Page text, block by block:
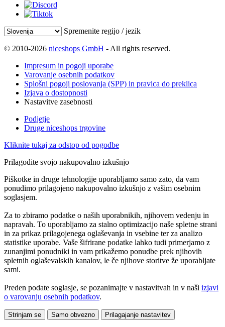
Spremenite regijo / jezik
© 2010-2026 niceshops GmbH - All rights reserved.
Impresum in pogoji uporabe
Varovanje osebnih podatkov
Splošni pogoji poslovanja (SPP) in pravica do preklica
Izjava o dostopnosti
Nastavitve zasebnosti
Podjetje
Druge niceshops trgovine
Kliknite tukaj za odstop od pogodbe
Prilagodite svojo nakupovalno izkušnjo
Piškotke in druge tehnologije uporabljamo samo zato, da vam
ponudimo prilagojeno nakupovalno izkušnjo z vašim osebnim
soglasjem.
Za to zbiramo podatke o naših uporabnikih, njihovem vedenju in
napravah. To uporabljamo za stalno optimizacijo naše spletne strani
in za prikaz prilagojenega oglaševanja in vsebine ter za analizo
statistike uporabe. Vaše šifrirane podatke lahko tudi primerjamo z
zunanjimi ponudniki in vam prikažemo ponudbe prek njihovih
spletnih oglaševalskih kanalov, le če njihove storitve že uporabljate
sami.
Preden podate soglasje, se pozanimajte v nastavitvah in v naši izjavi
o varovanju osebnih podatkov.
Strinjam se Samo obvezno Prilagajanje nastavitev